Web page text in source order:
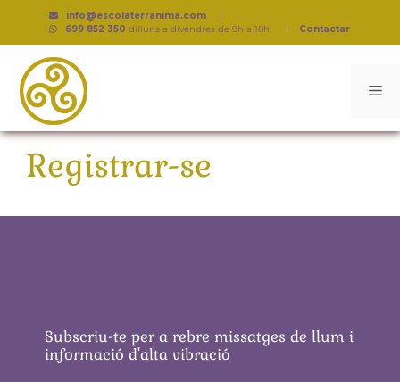
info@escolaterranima.com |
699 852 350 dilluns a divendres de 9h a 18h | Contactar
Registrar-se
Subscriu-te per a rebre missatges de llum i
informació d'alta vibració